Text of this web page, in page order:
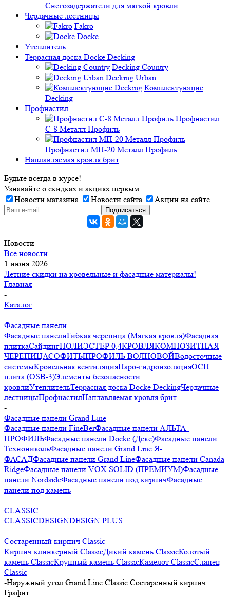
Снегозадержатели для мягкой кровли
Чердачные лестницы
Fakro
Docke
Утеплитель
Террасная доска Docke Decking
Decking Country
Decking Urban
Комплектующие
Decking
Профнастил
Профнастил
C-8 Металл Профиль
Профнастил МП-20 Металл Профиль
Наплавляемая кровля брит
Будьте всегда в курсе!
Узнавайте о скидках и акциях первым
Новости магазина
Новости сайта Акции на сайте
Новости
Все новости
1 июня 2026
Летние скидки на кровельные и фасадные материалы!
Главная
-
Каталог
-
Фасадные панели
Фасадные панелиГибкая черепица (Мягкая кровля)Фасадная
плиткаСайдингПОЛИЭСТЕР 0,4КРОВЛЯКОМПОЗИТНАЯ
ЧЕРЕПИЦАСОФИТЫПРОФИЛЬ ВОЛНОВОЙВодосточные
системыКровельная вентиляцияПаро-гидроизоляцияОСП
плита (OSB-3)Элементы безопасности
кровлиУтеплительТеррасная доска Docke DeckingЧердачные
лестницыПрофнастилНаплавляемая кровля брит
-
Фасадные панели Grand Line
Фасадные панели FineBerФасадные панели АЛЬТА-
ПРОФИЛЬФасадные панели Docke (Деке)Фасадные панели
ТехноникольФасадные панели Grand Line Я-
ФАСАДФасадные панели Grand LineФасадные панели Canada
RidgeФасадные панели VOX SOLID (ПРЕМИУМ)Фасадные
панели NordsideФасадные панели под кирпичФасадные
панели под камень
-
CLASSIC
CLASSICDESIGNDESIGN PLUS
-
Состаренный кирпич Classic
Кирпич клинкерный ClassicДикий камень ClassicКолотый
камень ClassicКрупный камень ClassicКамелот ClassicСланец
Classic
-Наружный угол Grand Line Classic Состаренный кирпич
Графит